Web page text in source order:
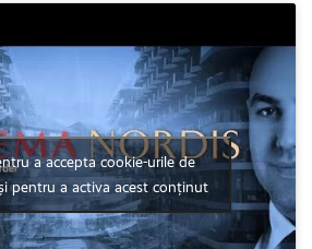
a accepta cookie-urile de
pentru a activa acest conținut